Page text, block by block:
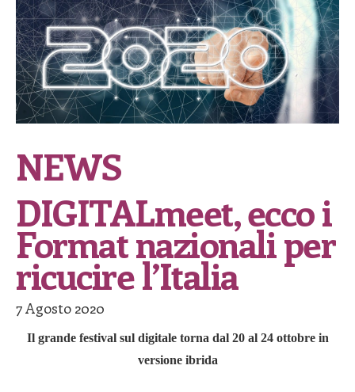
NEWS
DIGITALmeet, ecco i
Format nazionali per
ricucire l’Italia
7 Agosto 2020
Il grande festival sul digitale torna dal 20 al 24 ottobre in
versione ibrida